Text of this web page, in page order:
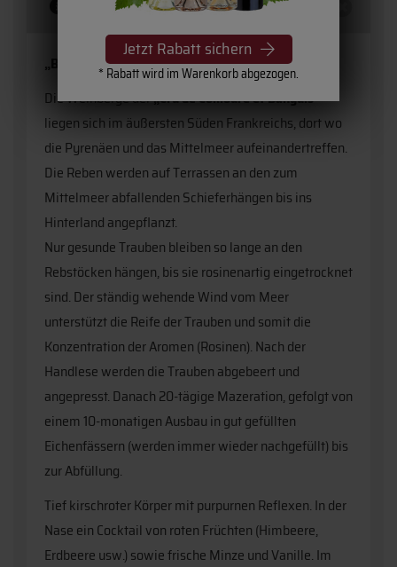
Jetzt Rabatt sichern
* Rabatt wird im Warenkorb abgezogen.
Beschreibung
„Barrique in den Diensten des Genusses.“
Die Weinberge der„Cru de Collioure et Banyuls“
liegen sich im äußersten Süden Frankreichs, dort wo
die Pyrenäen und das Mittelmeer aufeinandertreffen.
Die Reben werden auf Terrassen an den zum
Mittelmeer abfallenden Schieferhängen bis ins
Hinterland angepflanzt.
Nur gesunde Trauben bleiben so lange an den
Rebstöcken hängen, bis sie rosinenartig eingetrocknet
sind. Der ständig wehende Wind vom Meer
unterstützt die Reife der Trauben und somit die
Konzentration der Aromen (Rosinen). Nach der
Handlese werden die Trauben abgebeert und
angepresst. Danach 20-tägige Mazeration, gefolgt von
einem 10-monatigen Ausbau in gut gefüllten
Eichenfässern (werden immer wieder nachgefüllt) bis
zur Abfüllung.
Tief kirschroter Körper mit purpurnen Reflexen. In der
Nase ein Cocktail von roten Früchten (Himbeere,
Erdbeere usw.) sowie frische Minze und Vanille. Im